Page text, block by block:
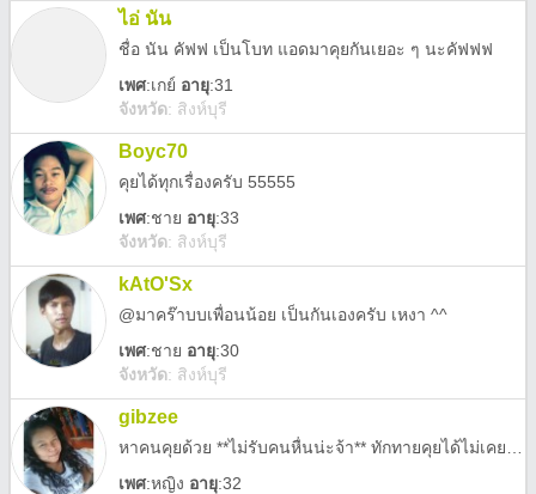
ไอ่ นัน
ชื่อ นัน คัฟฟ เป็นโบท แอดมาคุยกันเยอะ ๆ นะคัฟฟฟ
เพศ:เกย์ อายุ:31
จังหวัด: สิงห์บุรี
Boyc70
คุยได้ทุกเรื่องครับ 55555
เพศ:ชาย อายุ:33
จังหวัด: สิงห์บุรี
kAtO'Sx
@มาคร๊าบบเพื่อนน้อย เป็นกันเองครับ เหงา ^^
เพศ:ชาย อายุ:30
จังหวัด: สิงห์บุรี
gibzee
เพศ:หญิง อายุ:32